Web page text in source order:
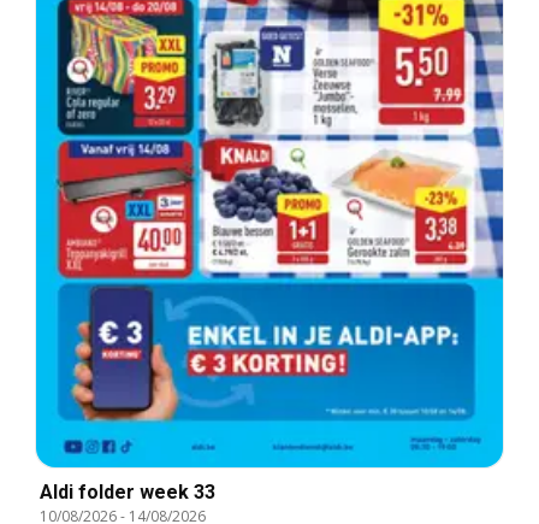
Aldi folder week 33
10/08/2026- 14/08/2026